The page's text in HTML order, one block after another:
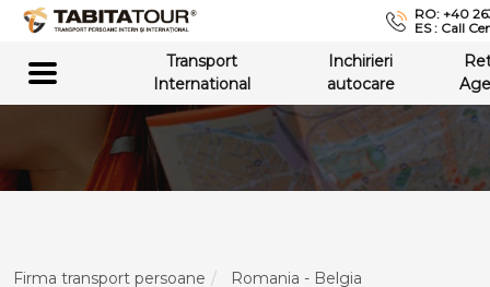
RO: +40
ES : Call
Transport
International
Inchirieri
autocare
Firma transport persoane
Romania - Belgia